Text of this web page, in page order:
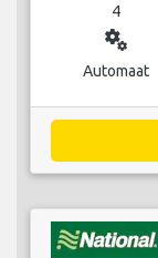
4
miscellaneous_services
Automaat